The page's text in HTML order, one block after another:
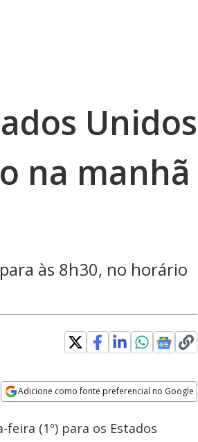
Unidos
na manhã
às 8h30, no horário
Adicione como fonte preferencial no Google
Assista à íntegra da 3ª edição
do JR 24 Horas desta sexta (7)
Velocidade
(1º) para os Estados